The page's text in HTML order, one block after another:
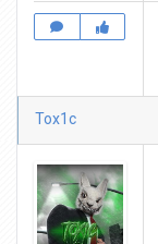
Tox1c